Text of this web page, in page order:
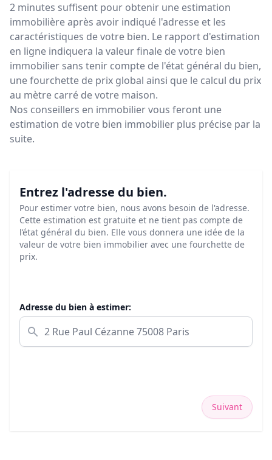
2 minutes suffisent pour obtenir une estimation
immobilière après avoir indiqué l'adresse et les
caractéristiques de votre bien. Le rapport d'estimation
en ligne indiquera la valeur finale de votre bien
immobilier sans tenir compte de l'état général du bien,
une fourchette de prix global ainsi que le calcul du prix
au mètre carré de votre maison.
Nos conseillers en immobilier vous feront une
estimation de votre bien immobilier plus précise par la
suite.
Entrez l'adresse du bien.
Pour estimer votre bien, nous avons besoin de l'adresse.
Cette estimation est gratuite et ne tient pas compte de
l’état général du bien. Elle vous donnera une idée de la
valeur de votre bien immobilier avec une fourchette de
prix.
Adresse du bien à estimer:
Suivant